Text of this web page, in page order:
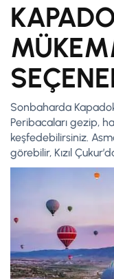
Sonbaharda
Peribacaları gezip,
keşfedebilirsiniz.
görebilir, Kızıl